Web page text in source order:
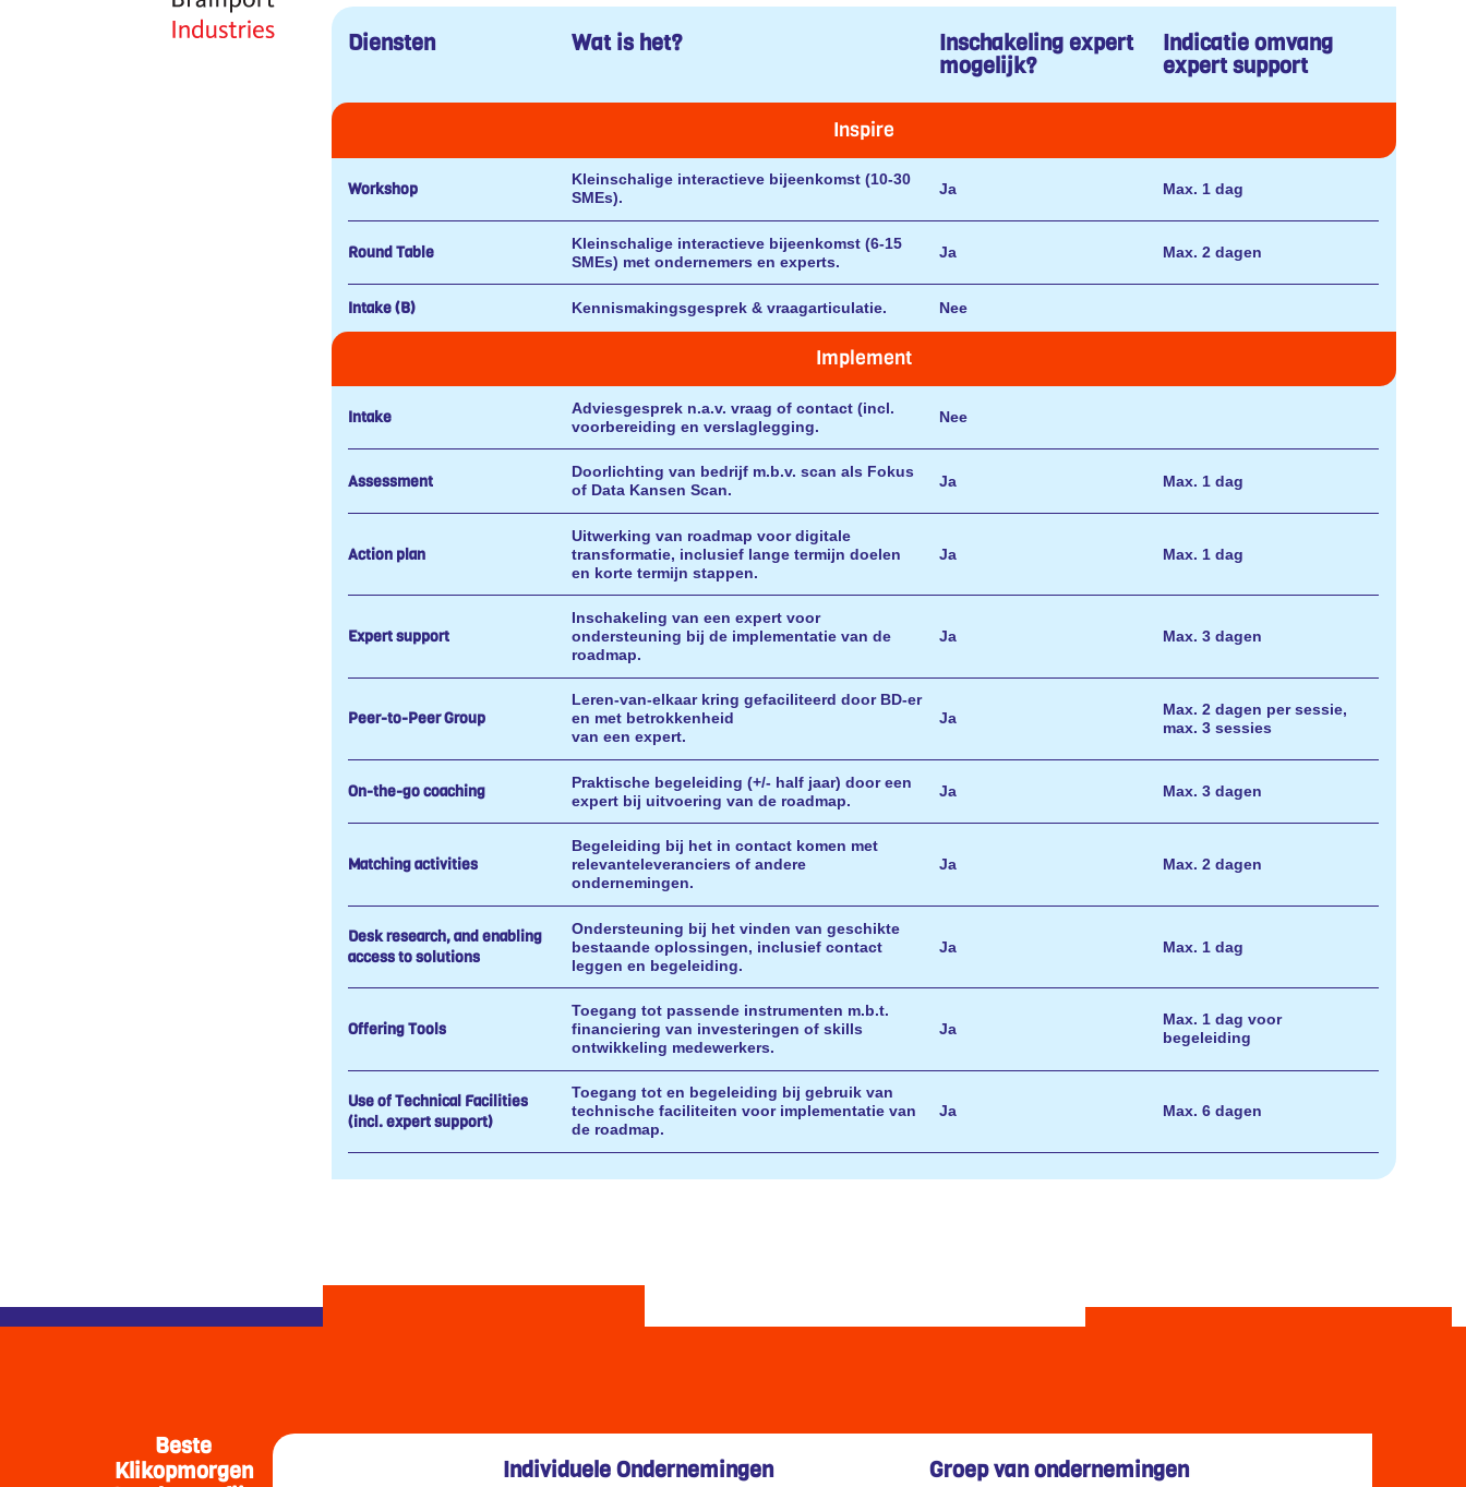
Diensten Wat is het?
Inschakeling expert
mogelijk?
Indicatie omvang
expert support
Inspire
Workshop
Kleinschalige interactieve bijeenkomst (10-30
SMEs).
Ja Max. 1 dag
Round Table
Kleinschalige interactieve bijeenkomst (6-15
SMEs) met ondernemers en experts.
Ja Max. 2 dagen
Intake (B) Kennismakingsgesprek & vraagarticulatie. Nee
Implement
Intake
Adviesgesprek n.a.v. vraag of contact (incl.
voorbereiding en verslaglegging.
Nee
Assessment
Doorlichting van bedrijf m.b.v. scan als Fokus
of Data Kansen Scan.
Ja Max. 1 dag
Action plan
Uitwerking van roadmap voor digitale
transformatie, inclusief lange termijn doelen
en korte termijn stappen.
Ja Max. 1 dag
Expert support
Inschakeling van een expert voor
ondersteuning bij de implementatie van de
roadmap.
Ja Max. 3 dagen
Peer-to-Peer Group
Leren-van-elkaar kring gefaciliteerd door BD-er
en met betrokkenheid
van een expert.
Ja
Max. 2 dagen per sessie,
max. 3 sessies
On-the-go coaching
Praktische begeleiding (+/- half jaar) door een
expert bij uitvoering van de roadmap.
Ja Max. 3 dagen
Matching activities
Begeleiding bij het in contact komen met
relevanteleveranciers of andere
ondernemingen.
Ja Max. 2 dagen
Desk research, and enabling
access to solutions
Ondersteuning bij het vinden van geschikte
bestaande oplossingen, inclusief contact
leggen en begeleiding.
Ja Max. 1 dag
Offering Tools
Toegang tot passende instrumenten m.b.t.
financiering van investeringen of skills
ontwikkeling medewerkers.
Ja
Max. 1 dag voor
begeleiding
Use of Technical Facilities
(incl. expert support)
Toegang tot en begeleiding bij gebruik van
technische faciliteiten voor implementatie van
de roadmap.
Ja Max. 6 dagen
Beste
Klikopmorgen
Individuele Ondernemingen Groep van ondernemingen